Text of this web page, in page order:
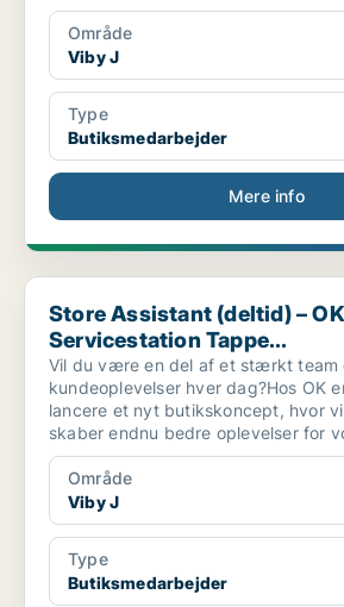
Område
Viby J
Type
Butiksmedarbejder
Mere info
Store Assistant (deltid) – OK
Store Assistant (deltid) – OK
Servicestation Tappe...
Vil du være en del af et stærkt team
kundeoplevelser hver dag?Hos OK
lancere et nyt butikskoncept, hvor
skaber endnu bedre oplevelser for
Område
Viby J
Type
Butiksmedarbejder